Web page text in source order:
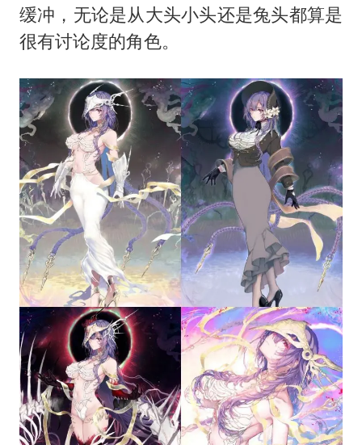
缓冲，无论是从大头小头还是兔头都算是
很有讨论度的角色。